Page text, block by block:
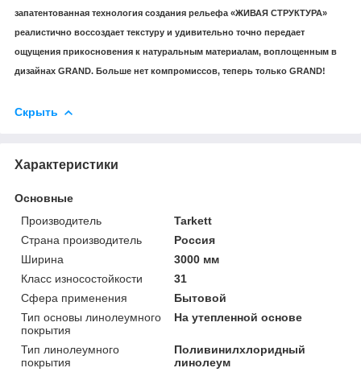
запатентованная технология создания рельефа «ЖИВАЯ СТРУКТУРА»
реалистично воссоздает текстуру и удивительно точно передает
ощущения прикосновения к натуральным материалам, воплощенным в
дизайнах GRAND. Больше нет компромиссов, теперь только GRAND!
Скрыть
Характеристики
Основные
Производитель
Tarkett
Страна производитель
Россия
Ширина
3000 мм
Класс износостойкости
31
Сфера применения
Бытовой
Тип основы линолеумного
покрытия
На утепленной основе
Тип линолеумного
покрытия
Поливинилхлоридный
линолеум